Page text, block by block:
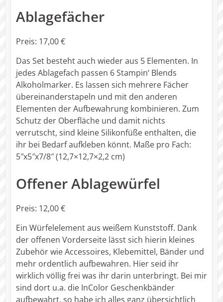
Ablagefächer
Preis: 17,00 €
Das Set besteht auch wieder aus 5 Elementen. In
jedes Ablagefach passen 6 Stampin‘ Blends
Alkoholmarker. Es lassen sich mehrere Fächer
übereinanderstapeln und mit den anderen
Elementen der Aufbewahrung kombinieren. Zum
Schutz der Oberfläche und damit nichts
verrutscht, sind kleine Silikonfüße enthalten, die
ihr bei Bedarf aufkleben könnt. Maße pro Fach:
5″x5″x7/8″ (12,7×12,7×2,2 cm)
Offener Ablagewürfel
Preis: 12,00 €
Ein Würfelelement aus weißem Kunststoff. Dank
der offenen Vorderseite lässt sich hierin kleines
Zubehör wie Accessoires, Klebemittel, Bänder und
mehr ordentlich aufbewahren. Hier seid ihr
wirklich völlig frei was ihr darin unterbringt. Bei mir
sind dort u.a. die InColor Geschenkbänder
aufbewahrt. so habe ich alles ganz übersichtlich